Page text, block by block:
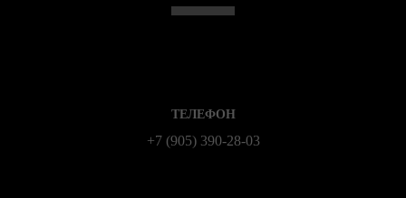
ТЕЛЕФОН
+7 (905) 390-28-03